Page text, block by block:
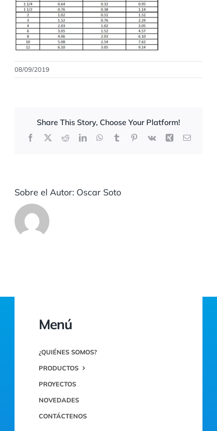
08/09/2019
Share This Story, Choose Your Platform!
Facebook
X RedditLinkedInWhatsApp
TumblrPinterest
Vk Xing Correo
Sobre el Autor: Oscar Soto
Menú
¿QUIÉNES SOMOS?
PRODUCTOS
PROYECTOS
NOVEDADES
CONTÁCTENOS